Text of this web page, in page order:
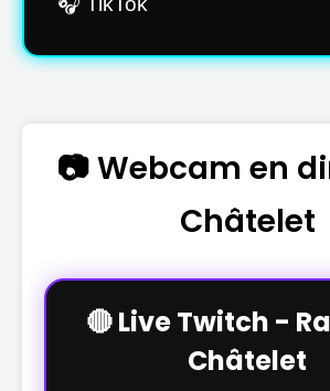
📷 Webcam en
Châtelet
🔴 Live Twitch -
Châtelet